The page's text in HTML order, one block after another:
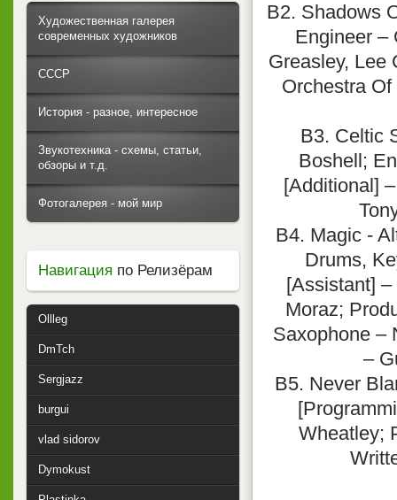
B2. Shadows
Engineer –
Greasley, Lee
Orchestra
B3. Celtic
Boshell;
[Additional]
B4. Magic -
Drums,
[Assistant]
Moraz;
Saxophone –
–
B5. Never
Wheatley;
Художественная галерея
современных художников
СССР
История - разное, интересное
Звукотехника - схемы, статьи,
обзоры и т.д.
Фотогалерея - мой мир
Навигация по Релизёрам
Ollleg
DmTch
Sergjazz
burgui
vlad sidorov
Dymokust